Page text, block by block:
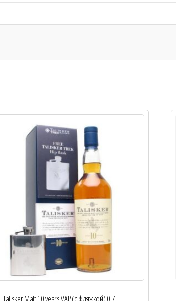
Talisker Malt 10 years VAP (с фляжкой) 0,7 L